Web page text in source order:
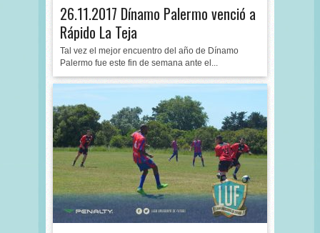
26.11.2017 Dínamo Palermo venció a
Rápido La Teja
Tal vez el mejor encuentro del año de Dínamo
Palermo fue este fin de semana ante el...